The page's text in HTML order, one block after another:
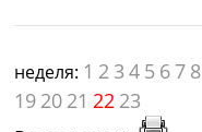
неделя: 1 2 3 4 5 6 7 8
19 20 21 22 23